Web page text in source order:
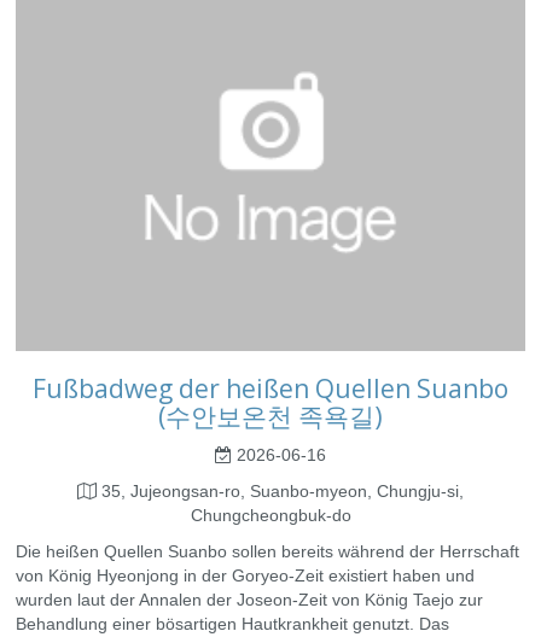
Fußbadweg der heißen Quellen Suanbo
(수안보온천 족욕길)
2026-06-16
35, Jujeongsan-ro, Suanbo-myeon, Chungju-si,
Chungcheongbuk-do
Die heißen Quellen Suanbo sollen bereits während der Herrschaft
von König Hyeonjong in der Goryeo-Zeit existiert haben und
wurden laut der Annalen der Joseon-Zeit von König Taejo zur
Behandlung einer bösartigen Hautkrankheit genutzt. Das